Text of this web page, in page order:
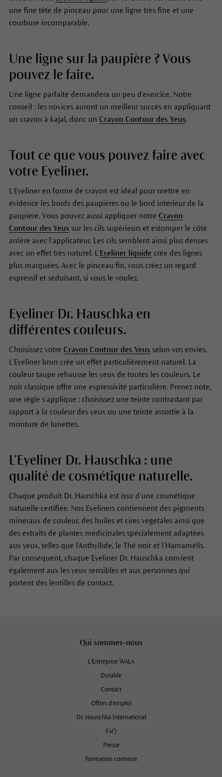
une fine tête de pinceau pour une ligne très fine et une
courbure incomparable.
Une ligne sur la paupière ? Vous
pouvez le faire.
Une ligne parfaite demandera un peu d'exercice. Notre
conseil : les novices auront un meilleur succès en appliquant
un crayon à kajal, donc un Crayon Contour des Yeux.
Tout ce que vous pouvez faire avec
votre Eyeliner.
L’Eyeliner en forme de crayon est idéal pour mettre en
évidence les bords des paupières ou le bord intérieur de la
paupière. Vous pouvez aussi appliquer notre Crayon
Contour des Yeuxsur les cils supérieurs et estomper le côté
arrière avec l’applicateur. Les cils semblent ainsi plus denses
avec un effet très naturel. L’Eyeliner liquide crée des lignes
plus marquées. Avec le pinceau fin, vous créez un regard
expressif et séduisant, si vous le voulez.
Eyeliner Dr. Hauschka en
différentes couleurs.
Choisissez votre Crayon Contour des Yeuxselon vos envies.
L’Eyeliner brun crée un effet particulièrement naturel. La
couleur taupe rehausse les yeux de toutes les couleurs. Le
noir classique offre une expressivité particulière. Prenez note,
une règle s’applique : choisissez une teinte contrastant par
rapport à la couleur des yeux ou une teinte assortie à la
monture de lunettes.
L’Eyeliner Dr. Hauschka : une
qualité de cosmétique naturelle.
Chaque produit Dr. Hauschka est issu d’une cosmétique
naturelle certifiée. Nos Eyeliners contiennent des pigments
minéraux de couleur, des huiles et cires végétales ainsi que
des extraits de plantes médicinales spécialement adaptées
aux yeux, telles que l’Anthyllide, le Thé noir et l’Hamamélis.
Par conséquent, chaque Eyeliner Dr. Hauschka convient
également aux les yeux sensibles et aux personnes qui
portent des lentilles de contact.
Qui sommes-nous
L'Entreprise WALA
Durable
Contact
Offres d’emploi
Dr. Hauschka International
FAQ
Presse
Formation continue